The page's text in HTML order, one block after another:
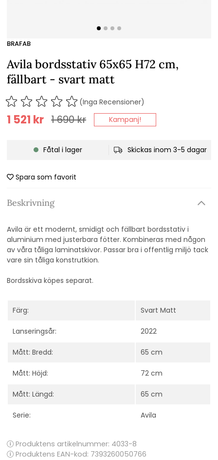
BRAFAB
Avila bordsstativ 65x65 H72 cm,
fällbart - svart matt
(Inga Recensioner)
1 690kr
1 521 kr Kampanj!
Fåtal i lager Skickas inom 3-5 dagar
Spara som favorit
Beskrivning
Avila är ett modernt, smidigt och fällbart bordsstativ i
aluminium med justerbara fötter. Kombineras med någon
av våra tåliga laminatskivor. Passar bra i offentlig miljö tack
vare sin tåliga konstrutkion.
Bordsskiva köpes separat.
Färg: Svart Matt
Lanseringsår: 2022
Mått: Bredd: 65 cm
Mått: Höjd: 72 cm
Mått: Längd: 65 cm
Serie: Avila
Produktens artikelnummer: 4033-8
Produktens EAN-kod: 7393260050766